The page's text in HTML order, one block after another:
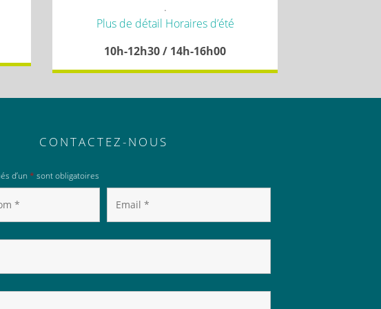
.
Plus de détail Horaires d’été
10h-12h30 / 14h-16h00
CONTACTEZ-NOUS
d’un * sont obligatoires